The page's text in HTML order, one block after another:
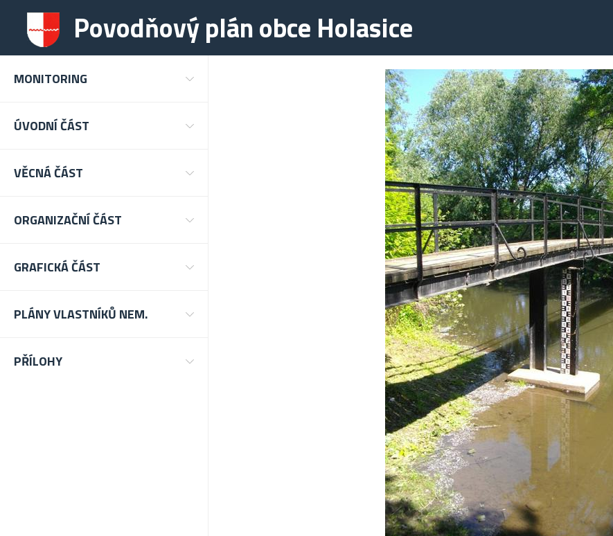
Povodňový plán obce Holasice
MONITORING
ÚVODNÍ ČÁST
VĚCNÁ ČÁST
ORGANIZAČNÍ ČÁST
GRAFICKÁ ČÁST
PLÁNY VLASTNÍKŮ NEM.
PŘÍLOHY